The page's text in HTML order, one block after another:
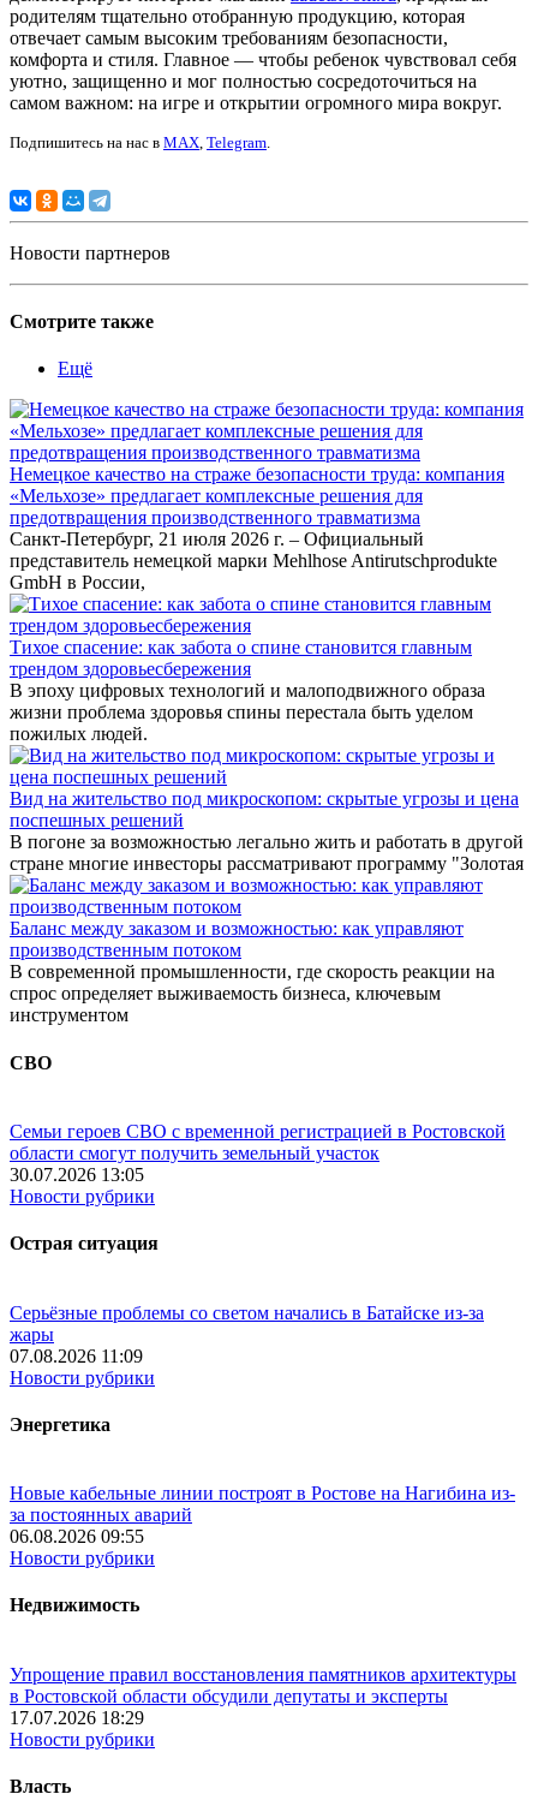
родителям тщательно отобранную продукцию, которая
отвечает самым высоким требованиям безопасности,
комфорта и стиля. Главное — чтобы ребенок чувствовал себя
уютно, защищенно и мог полностью сосредоточиться на
самом важном: на игре и открытии огромного мира вокруг.
Подпишитесь на нас в MAX Telegram
Новости партнеров
Смотрите также
Ещё
Немецкое качество на страже безопасности труда: компания
«Мельхозе» предлагает комплексные решения для
предотвращения производственного травматизма
Санкт-Петербург, 21 июля 2026 г. – Официальный
представитель немецкой марки Mehlhose Antirutschprodukte
GmbH в России,
Тихое спасение: как забота о спине становится главным
трендом здоровьесбережения
В эпоху цифровых технологий и малоподвижного образа
жизни проблема здоровья спины перестала быть уделом
пожилых людей.
Вид на жительство под микроскопом: скрытые угрозы и цена
поспешных решений
В погоне за возможностью легально жить и работать в другой
стране многие инвесторы рассматривают программу "Золотая
Баланс между заказом и возможностью: как управляют
производственным потоком
В современной промышленности, где скорость реакции на
спрос определяет выживаемость бизнеса, ключевым
инструментом
СВО
Семьи героев СВО с временной регистрацией в Ростовской
области смогут получить земельный участок
30.07.2026 13:05
Новости рубрики
Острая ситуация
Серьёзные проблемы со светом начались в Батайске из-за
жары
07.08.2026 11:09
Новости рубрики
Энергетика
Новые кабельные линии построят в Ростове на Нагибина из-
за постоянных аварий
06.08.2026 09:55
Новости рубрики
Недвижимость
Упрощение правил восстановления памятников архитектуры
в Ростовской области обсудили депутаты и эксперты
17.07.2026 18:29
Новости рубрики
Власть